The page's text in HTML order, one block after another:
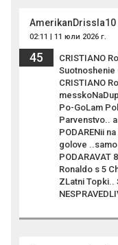
AmerikanDrissla10
02:11 | 11 юли 2026 г.
45
CRISTIANO
Suotnoshenie
CRISTIANO
Po-GoLam
Parvenstvo..
PODARENii
golove
PODARAVAT
Ronaldo s 5
ZLatni Topki..